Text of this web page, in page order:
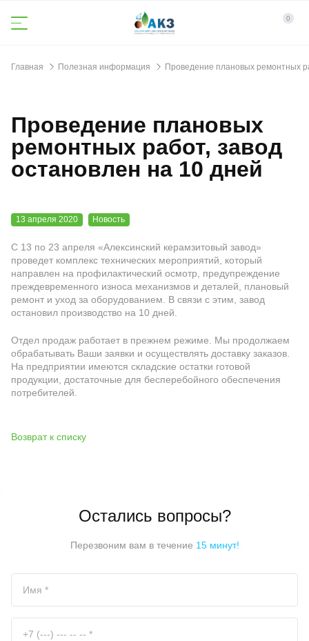
0
Главная Полезная информация Проведение плановых ремонтных
Проведение плановых
ремонтных работ, завод
остановлен на 10 дней
13 апреля 2020 Новость
С 13 по 23 апреля «Алексинский керамзитовый завод»
проведет комплекс технических мероприятий, который
направлен на профилактический осмотр, предупреждение
преждевременного износа механизмов и деталей, плановый
ремонт и уход за оборудованием. В связи с этим, завод
остановил производство на 10 дней.
Отдел продаж работает в прежнем режиме. Мы продолжаем
обрабатывать Ваши заявки и осуществлять доставку заказов.
На предприятии имеются складские остатки готовой
продукции, достаточные для бесперебойного обеспечения
потребителей.
Возврат к списку
Остались вопросы?
Перезвоним вам в течение 15 минут!